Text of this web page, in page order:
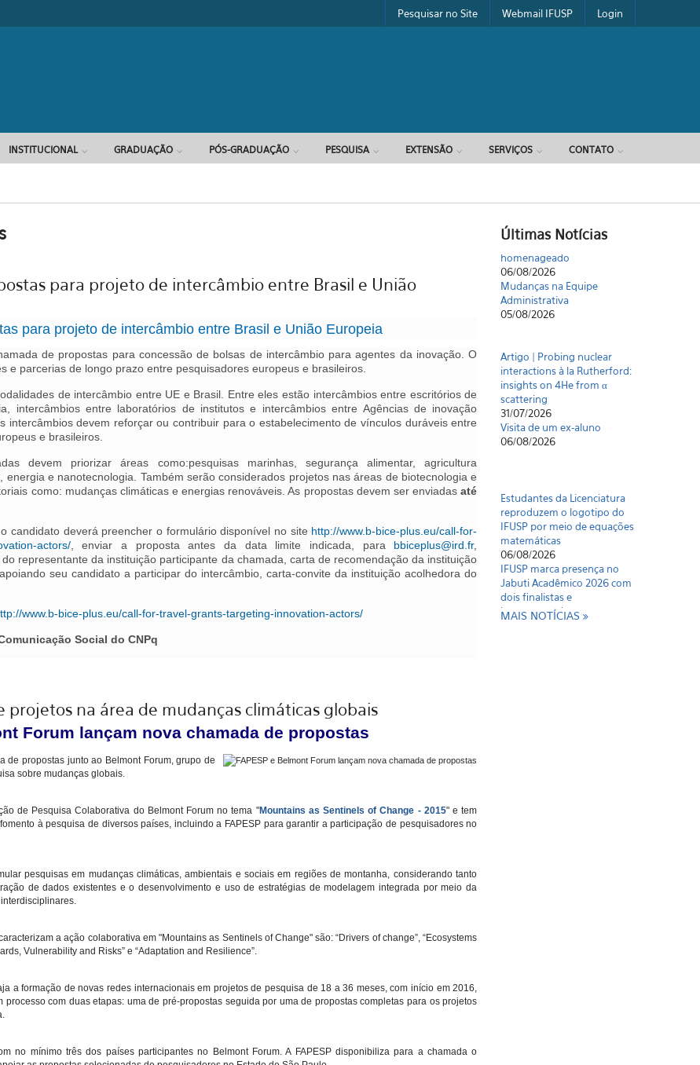
Pesquisar no Site Webmail IFUSP Login
INSTITUCIONAL GRADUAÇÃO PÓS-GRADUAÇÃO PESQUISA EXTENSÃO SERVIÇOS CONTATO
para projeto de intercâmbio entre Brasil e União
para projeto de intercâmbio entre Brasil e União Europeia
de propostas para concessão de bolsas de intercâmbio para agentes da inovação. O
e parcerias de longo prazo entre pesquisadores europeus e brasileiros.
de intercâmbio entre UE e Brasil. Entre eles estão intercâmbios entre escritórios de
intercâmbios entre laboratórios de institutos e intercâmbios entre Agências de inovação
intercâmbios devem reforçar ou contribuir para o estabelecimento de vínculos duráveis entre
e brasileiros.
devem priorizar áreas como:pesquisas marinhas, segurança alimentar, agricultura
energia e nanotecnologia. Também serão considerados projetos nas áreas de biotecnologia e
como: mudanças climáticas e energias renováveis. As propostas devem ser enviadasaté
candidato deverá preencher o formulário disponível no site http://www.b-bice-plus.eu/call-for-
actors/, enviar a proposta antes da data limite indicada, para bbiceplus@ird.fr,
representante da instituição participante da chamada, carta de recomendação da instituição
seu candidato a participar do intercâmbio, carta-convite da instituição acolhedora do
www.b-bice-plus.eu/call-for-travel-grants-targeting-innovation-actors/
Social do CNPq
projetos na área de mudanças climáticas globais
Forum lançam nova chamada de propostas
de propostas junto ao Belmont Forum, grupo de
sobre mudanças globais.
de Pesquisa Colaborativa do Belmont Forum no tema "Mountains as Sentinels of Change - 2015" e tem
à pesquisa de diversos países, incluindo a FAPESP para garantir a participação de pesquisadores no
pesquisas em mudanças climáticas, ambientais e sociais em regiões de montanha, considerando tanto
de dados existentes e o desenvolvimento e uso de estratégias de modelagem integrada por meio da
a ação colaborativa em "Mountains as Sentinels of Change" são: “Drivers of change”, “Ecosystems
Vulnerability and Risks” e “Adaptation and Resilience”.
a formação de novas redes internacionais em projetos de pesquisa de 18 a 36 meses, com início em 2016,
processo com duas etapas: uma de pré-propostas seguida por uma de propostas completas para os projetos
no mínimo três dos países participantes no Belmont Forum. A FAPESP disponibiliza para a chamada o
Últimas Notícias
Mudanças na Equipe
Administrativa
05/08/2026
insights on 4He from α
scattering
31/07/2026
Visita de um ex-aluno
06/08/2026
IFUSP por meio de equações
matemáticas
06/08/2026
IFUSP marca presença no
Jabuti Acadêmico 2026 com
dois finalistas e
homenageado
06/08/2026
MAIS NOTÍCIAS